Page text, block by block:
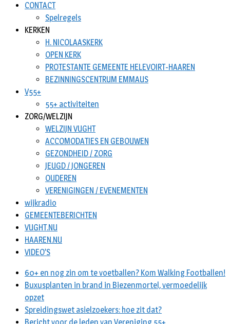
CONTACT
Spelregels
KERKEN
H. NICOLAASKERK
OPEN KERK
PROTESTANTE GEMEENTE HELEVOIRT-HAAREN
BEZINNINGSCENTRUM EMMAUS
V55+
55+ activiteiten
ZORG/WELZIJN
WELZIJN VUGHT
ACCOMODATIES EN GEBOUWEN
GEZONDHEID / ZORG
JEUGD / JONGEREN
OUDEREN
VERENIGINGEN / EVENEMENTEN
wijkradio
GEMEENTEBERICHTEN
VUGHT.NU
HAAREN.NU
VIDEO’S
60+ en nog zin om te voetballen? Kom Walking Footballen!
Buxusplanten in brand in Biezenmortel, vermoedelijk
opzet
Spreidingswet asielzoekers: hoe zit dat?